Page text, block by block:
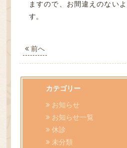
ますので、お間違えのない
す。
前へ
カテゴリー
お知らせ
お知らせ一覧
休診
未分類
アクセス・